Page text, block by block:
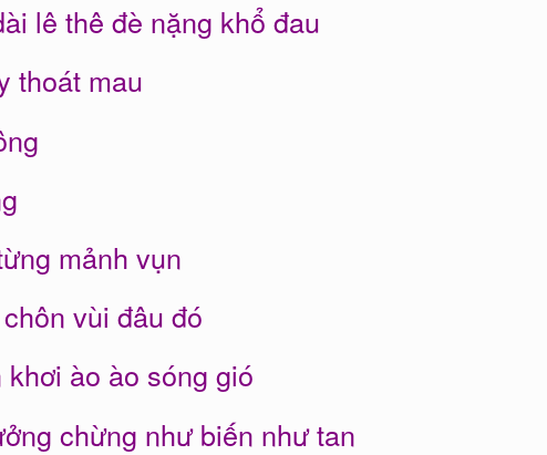
lê thê đè nặng khổ đau
thoát mau
mảnh vụn
vùi đâu đó
ào ào sóng gió
chừng như biến như tan